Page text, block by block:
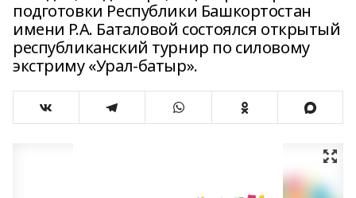
подготовки Республики Башкортостан
имени Р.А. Баталовой состоялся открытый
республиканский турнир по силовому
экстриму «Урал-батыр».